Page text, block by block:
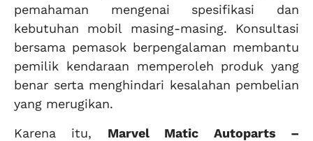
pemahaman mengenai spesifikasi dan
kebutuhan mobil masing-masing. Konsultasi
bersama pemasok berpengalaman membantu
pemilik kendaraan memperoleh produk yang
benar serta menghindari kesalahan pembelian
yang merugikan.
Karena itu, Marvel Matic Autoparts –